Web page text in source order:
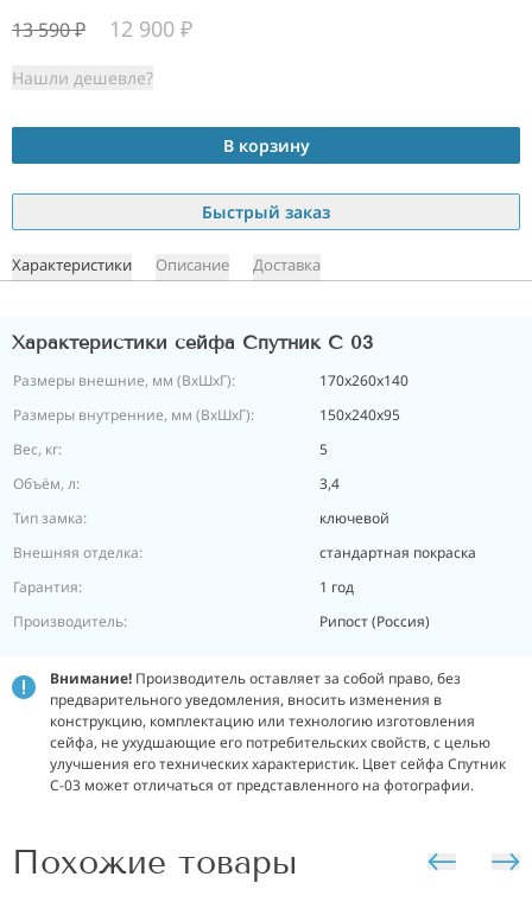
13 590₽ 12 900 ₽
Нашли дешевле?
В корзину
Быстрый заказ
Характеристики Описание Доставка
Характеристики сейфа Спутник С 03
Размеры внешние, мм (ВхШхГ):
170х260х140
Размеры внутренние, мм (ВхШхГ):
150х240х95
Вес, кг:
5
Объём, л:
3,4
Тип замка:
ключевой
Внешняя отделка:
стандартная покраска
Гарантия:
1 год
Производитель:
Рипост (Россия)
Внимание! Производитель оставляет за собой право, без
предварительного уведомления, вносить изменения в
конструкцию, комплектацию или технологию изготовления
сейфа, не ухудшающие его потребительских свойств, с целью
улучшения его технических характеристик. Цвет сейфа Спутник
С-03 может отличаться от представленного на фотографии.
Похожие товары